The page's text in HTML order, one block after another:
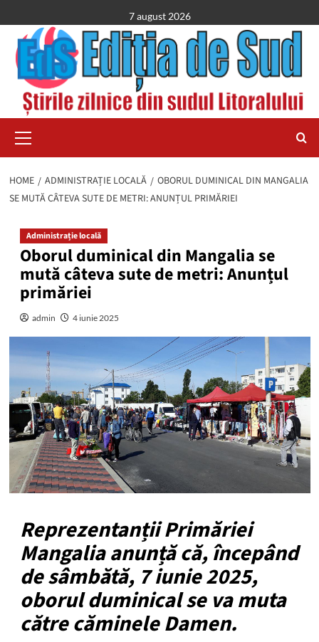
to
content
7 august 2026
Menu
HOME ADMINISTRAȚIE LOCALĂ
OBORUL DUMINICAL DIN MANGALIA
SE MUTĂ CÂTEVA SUTE DE METRI: ANUNȚUL PRIMĂRIEI
Administrație locală
Oborul duminical din Mangalia se
mută câteva sute de metri: Anunțul
primăriei
admin 4 iunie 2025
Reprezentanții Primăriei
Mangalia anunță că, începând
de sâmbătă, 7 iunie 2025,
oborul duminical se va muta
către căminele Damen.